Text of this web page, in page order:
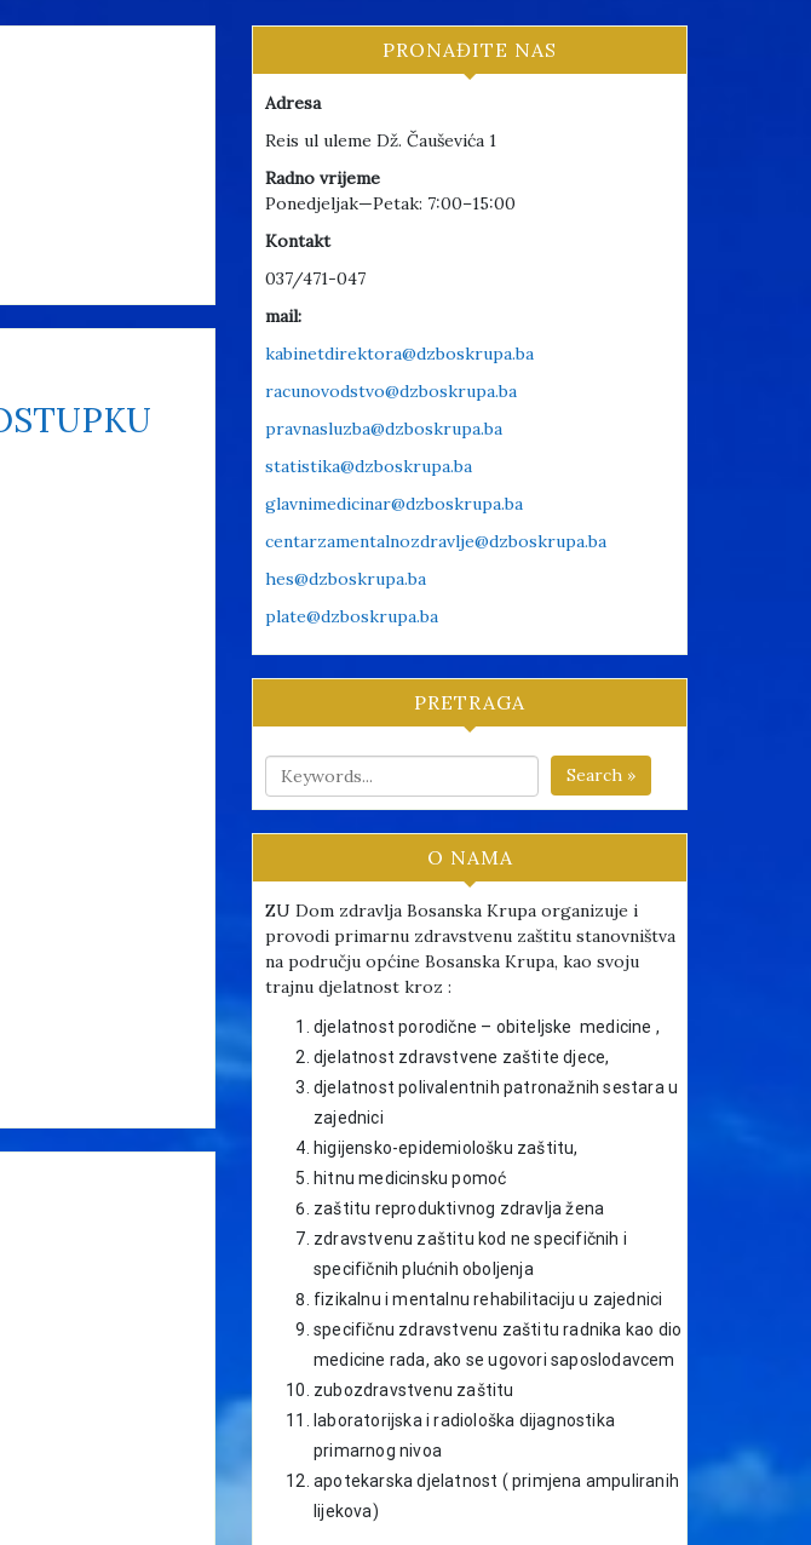
PRONAĐITE NAS
Adresa
Reis ul uleme Dž. Čauševića 1
Radno vrijeme
Ponedjeljak—Petak: 7:00–15:00
Kontakt
037/471-047
mail:
kabinetdirektora@dzboskrupa.ba
racunovodstvo@dzboskrupa.ba
pravnasluzba@dzboskrupa.ba
statistika@dzboskrupa.ba
glavnimedicinar@dzboskrupa.ba
centarzamentalnozdravlje@dzboskrupa.ba
hes@dzboskrupa.ba
plate@dzboskrupa.ba
PRETRAGA
Search »
O NAMA
ZU Dom zdravlja Bosanska Krupa organizuje i
provodi primarnu zdravstvenu zaštitu stanovništva
na području općine Bosanska Krupa, kao svoju
trajnu djelatnost kroz :
djelatnost porodične – obiteljske medicine ,
djelatnost zdravstvene zaštite djece,
djelatnost polivalentnih patronažnih sestara u
zajednici
higijensko-epidemiološku zaštitu,
hitnu medicinsku pomoć
zaštitu reproduktivnog zdravlja žena
zdravstvenu zaštitu kod ne specifičnih i
specifičnih plućnih oboljenja
fizikalnu i mentalnu rehabilitaciju u zajednici
specifičnu zdravstvenu zaštitu radnika kao dio
medicine rada, ako se ugovori saposlodavcem
zubozdravstvenu zaštitu
laboratorijska i radiološka dijagnostika
primarnog nivoa
apotekarska djelatnost ( primjena ampuliranih
lijekova)